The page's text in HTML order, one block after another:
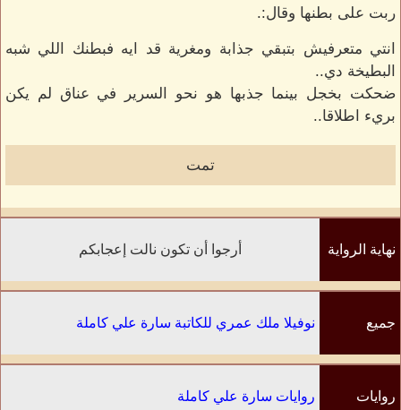
ربت على بطنها وقال:.
انتي متعرفيش بتبقي جذابة ومغرية قد ايه فبطنك اللي شبه
البطيخة دي..
ضحكت بخجل بينما جذبها هو نحو السرير في عناق لم يكن
بريء اطلاقا..
تمت
نهاية الرواية أرجوا أن تكون نالت إعجابكم
جميع نوفيلا ملك عمري للكاتبة سارة علي كاملة
روايات روايات سارة علي كاملة